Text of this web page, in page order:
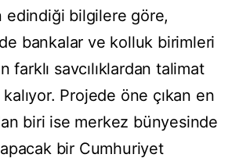
edindiği bilgilere göre,
bankalar ve kolluk birimleri
farklı savcılıklardan talimat
Projede öne çıkan en
biri ise merkez bünyesinde
bir Cumhuriyet